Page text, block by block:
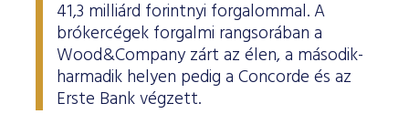
41,3 milliárd forintnyi forgalommal. A
brókercégek forgalmi rangsorában a
Wood&Company zárt az élen, a második-
harmadik helyen pedig a Concorde és az
Erste Bank végzett.